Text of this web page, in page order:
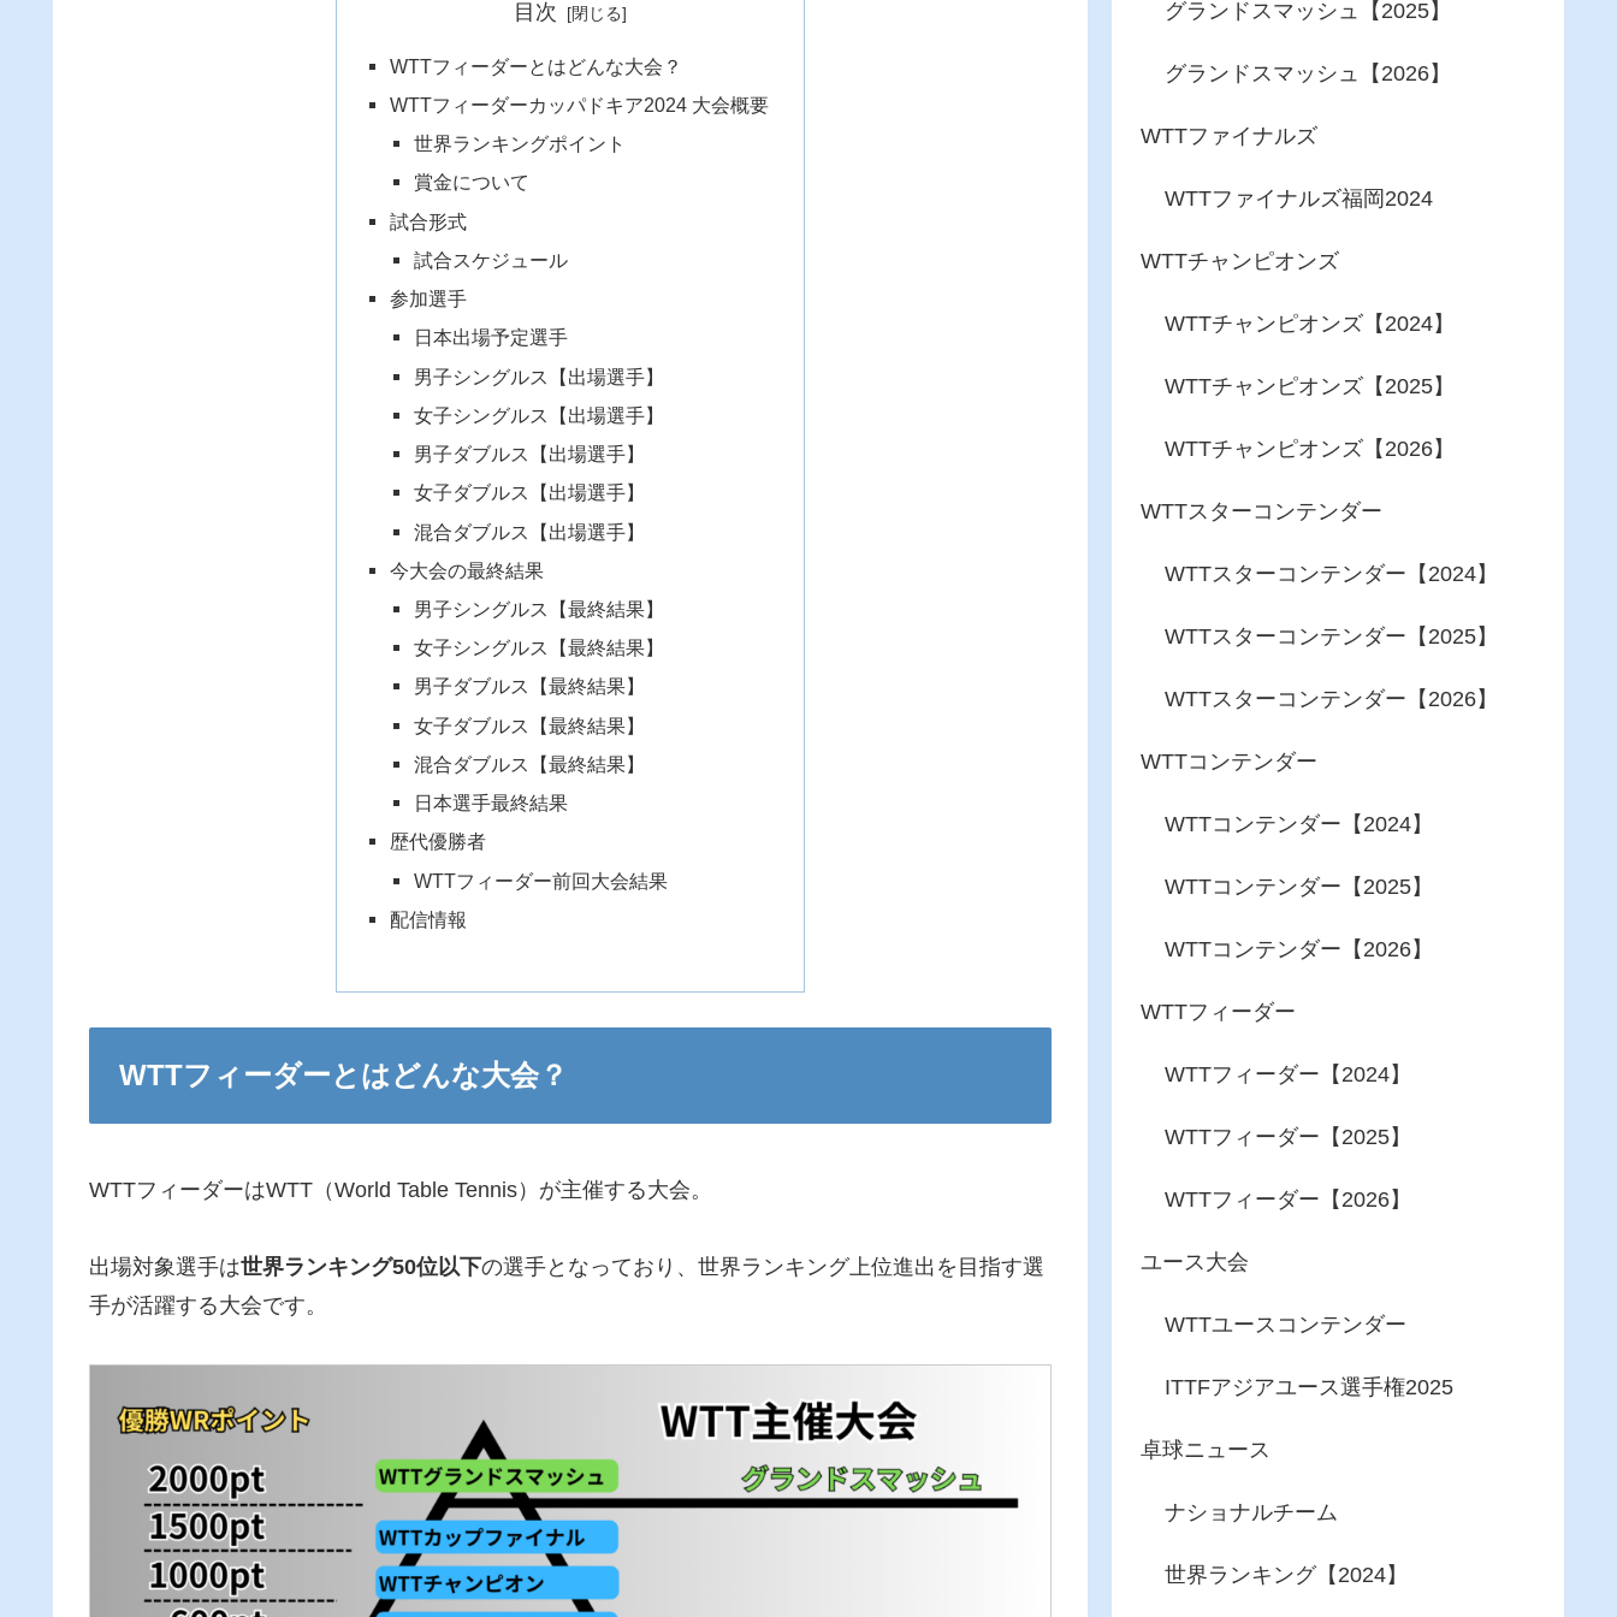
目次
WTTフィーダーとはどんな大会？
WTTフィーダーカッパドキア2024 大会概要
世界ランキングポイント
賞金について
試合形式
試合スケジュール
参加選手
日本出場予定選手
男子シングルス【出場選手】
女子シングルス【出場選手】
男子ダブルス【出場選手】
女子ダブルス【出場選手】
混合ダブルス【出場選手】
今大会の最終結果
男子シングルス【最終結果】
女子シングルス【最終結果】
男子ダブルス【最終結果】
女子ダブルス【最終結果】
混合ダブルス【最終結果】
日本選手最終結果
歴代優勝者
WTTフィーダー前回大会結果
配信情報
WTTフィーダーとはどんな大会？
WTTフィーダーはWTT（World Table Tennis）が主催する大会。
出場対象選手は世界ランキング50位以下の選手となっており、世界ランキング上位進出を目指す選
手が活躍する大会です。
グランドスマッシュ【2025】
グランドスマッシュ【2026】
WTTファイナルズ
WTTファイナルズ福岡2024
WTTチャンピオンズ
WTTチャンピオンズ【2024】
WTTチャンピオンズ【2025】
WTTチャンピオンズ【2026】
WTTスターコンテンダー
WTTスターコンテンダー【2024】
WTTスターコンテンダー【2025】
WTTスターコンテンダー【2026】
WTTコンテンダー
WTTコンテンダー【2024】
WTTコンテンダー【2025】
WTTコンテンダー【2026】
WTTフィーダー
WTTフィーダー【2024】
WTTフィーダー【2025】
WTTフィーダー【2026】
ユース大会
WTTユースコンテンダー
ITTFアジアユース選手権2025
卓球ニュース
ナショナルチーム
世界ランキング【2024】